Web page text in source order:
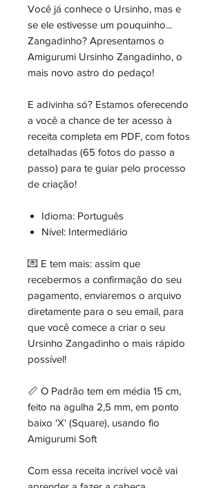
Você já conhece o Ursinho, mas e
se ele estivesse um pouquinho...
Zangadinho? Apresentamos o
Amigurumi Ursinho Zangadinho, o
mais novo astro do pedaço!
E adivinha só? Estamos oferecendo
a você a chance de ter acesso à
receita completa em PDF, com fotos
detalhadas (65 fotos do passo a
passo) para te guiar pelo processo
de criação!
Idioma: Português
Nível: Intermediário
💌 E tem mais: assim que
recebermos a confirmação do seu
pagamento, enviaremos o arquivo
diretamente para o seu email, para
que você comece a criar o seu
Ursinho Zangadinho o mais rápido
possível!
📏 O Padrão tem em média 15 cm,
feito na agulha 2,5 mm, em ponto
baixo 'X' (Square), usando fio
Amigurumi Soft
Com essa receita incrível você vai